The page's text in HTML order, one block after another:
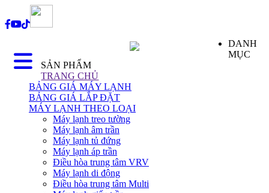
DANH
MỤC
SẢN PHẨM
TRANG CHỦ
BẢNG GIÁ MÁY LẠNH
BẢNG GIÁ LẮP ĐẶT
MÁY LẠNH THEO LOẠI
Máy lạnh treo tường
Máy lạnh âm trần
Máy lạnh tủ đứng
Máy lạnh áp trần
Điều hòa trung tâm VRV
Máy lạnh di động
Điều hòa trung tâm Multi